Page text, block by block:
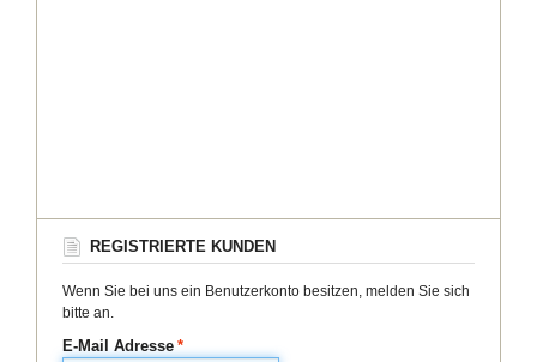
REGISTRIERTE KUNDEN
Wenn Sie bei uns ein Benutzerkonto besitzen, melden Sie sich
bitte an.
*
E-Mail Adresse